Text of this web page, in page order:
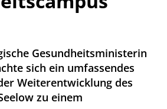
Gesundheitsministerin
sich ein umfassendes
Weiterentwicklung des
zu einem